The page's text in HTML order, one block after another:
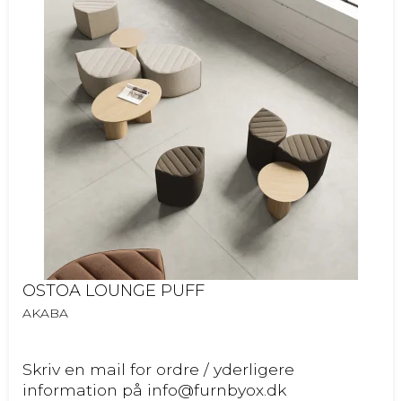
OSTOA LOUNGE PUFF
AKABA
Skriv en mail for ordre / yderligere
information på info@furnbyox.dk